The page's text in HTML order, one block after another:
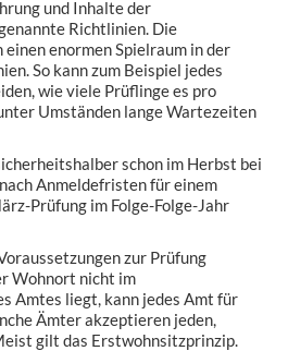
und Inhalte der
Richtlinien. Die
enormen Spielraum in der
So kann zum Beispiel jedes
wie viele Prüflinge es pro
Umständen lange Wartezeiten
schon im Herbst bei
Anmeldefristen für einem
Prüfung im Folge-Folge-Jahr
zur Prüfung
Wohnort nicht im
Amtes liegt, kann jedes Amt für
Ämter akzeptieren jeden,
gilt das Erstwohnsitzprinzip.